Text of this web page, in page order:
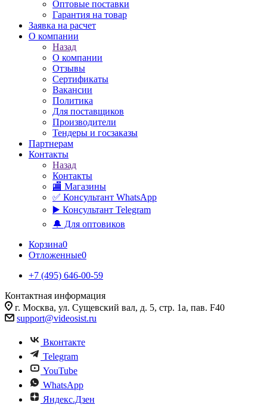
Оптовые поставки
Гарантия на товар
Заявка на расчет
О компании
Назад
О компании
Отзывы
Сертификаты
Вакансии
Политика
Для поставщиков
Производители
Тендеры и госзаказы
Партнерам
Контакты
Назад
Контакты
🏬 Магазины
✅️ Консультант WhatsApp
▶️ Консультант Telegram
🔔 Для оптовиков
Корзина0
Отложенные0
+7 (495) 646-00-59
Контактная информация
г. Москва, ул. Сущевский вал, д. 5, стр. 1а, пав. F40
support@videosist.ru
Вконтакте
Telegram
YouTube
WhatsApp
Яндекс.Дзен